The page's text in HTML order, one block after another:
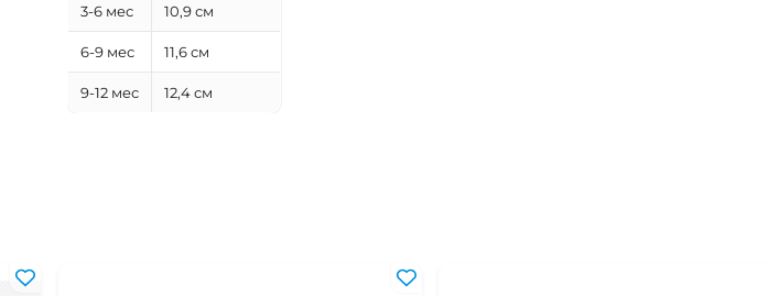
3-6 мес 10,9 см
6-9 мес 11,6 см
9-12 мес 12,4 см